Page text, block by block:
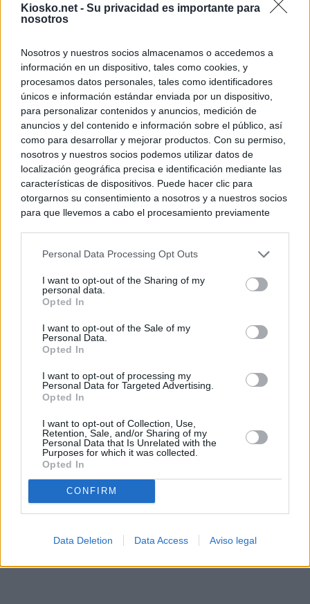
Kiosko.net - Su privacidad es importante para
nosotros
Nosotros y nuestros socios almacenamos o accedemos a
información en un dispositivo, tales como cookies, y
procesamos datos personales, tales como identificadores
únicos e información estándar enviada por un dispositivo,
para personalizar contenidos y anuncios, medición de
anuncios y del contenido e información sobre el público, así
como para desarrollar y mejorar productos. Con su permiso,
nosotros y nuestros socios podemos utilizar datos de
localización geográfica precisa e identificación mediante las
características de dispositivos. Puede hacer clic para
otorgarnos su consentimiento a nosotros y a nuestros socios
para que llevemos a cabo el procesamiento previamente
negar su consentimiento. Tenga en cuenta que algún
de su consentimiento, pero usted tiene el derecho de
rechazar tal procesamiento. Sus preferencias se aplicarán
cualquier momento entrando de nuevo en este sitio web o
visitando nuestra política de privacidad.
Personal Data Processing Opt Outs
I want to opt-out of the Sharing of my
personal data.
Opted In
I want to opt-out of the Sale of my
Personal Data.
Opted In
I want to opt-out of processing my
Personal Data for Targeted Advertising.
Opted In
I want to opt-out of Collection, Use,
Retention, Sale, and/or Sharing of my
Personal Data that Is Unrelated with the
Purposes for which it was collected.
Opted In
CONFIRM
Data Deletion Data Access Aviso legal